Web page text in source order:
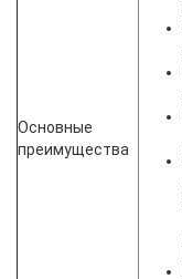
Основные
преимущества